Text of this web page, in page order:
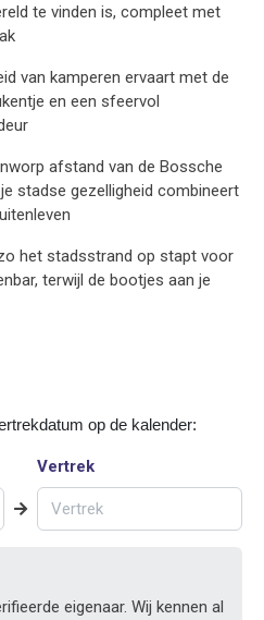
te vinden is, compleet met
van kamperen ervaart met de
en een sfeervol
afstand van de Bossche
stadse gezelligheid combineert
het stadsstrand op stapt voor
terwijl de bootjes aan je
op de kalender:
Vertrek
eigenaar. Wij kennen al